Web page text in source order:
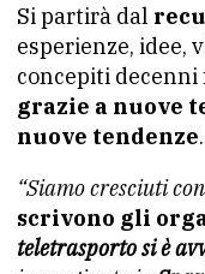
Si partirà dal
esperienze, idee,
concepiti decenni
grazie a nuove
nuove tendenze.
“Siamo cresciuti
scrivono gli
teletrasporto si è